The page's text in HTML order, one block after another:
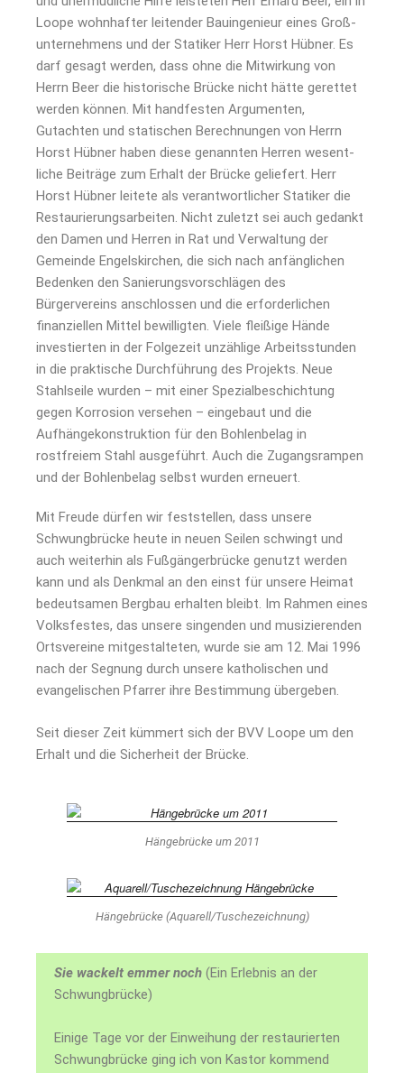
Loope wohn­hafter leitender Bauingenieur eines Groß­
unter­nehmens und der Statiker Herr Horst Hübner. Es
darf gesagt werden, dass ohne die Mitwirkung von
Herrn Beer die historische Brücke nicht hätte gerettet
werden können. Mit handfesten Argumenten,
Gutachten und statischen Berechnungen von Herrn
Horst Hübner haben diese genannten Herren wesent­
liche Beiträge zum Erhalt der Brücke geliefert. Herr
Horst Hübner leitete als verantwortlicher Statiker die
Restaurierungsarbeiten. Nicht zuletzt sei auch gedankt
den Damen und Herren in Rat und Verwaltung der
Gemeinde Engelskirchen, die sich nach anfänglichen
Bedenken den Sanierungsvorschlägen des
Bürgervereins anschlossen und die erforderlichen
finanziellen Mittel bewilligten. Viele fleißige Hände
investierten in der Folgezeit unzählige Arbeitsstunden
in die praktische Durchführung des Projekts. Neue
Stahlseile wurden – mit einer Spezialbeschichtung
gegen Korrosion versehen – eingebaut und die
Aufhänge­konstruktion für den Bohlenbelag in
rostfreiem Stahl ausgeführt. Auch die Zugangsrampen
und der Bohlenbelag selbst wurden erneuert.
Mit Freude dürfen wir feststellen, dass unsere
Schwungbrücke heute in neuen Seilen schwingt und
auch weiterhin als Fußgängerbrücke genutzt werden
kann und als Denkmal an den einst für unsere Heimat
bedeutsamen Bergbau erhalten bleibt. Im Rahmen eines
Volksfestes, das unsere singenden und musizierenden
Ortsvereine mitgestalteten, wurde sie am 12. Mai 1996
nach der Segnung durch unsere katholischen und
evangelischen Pfarrer ihre Bestimmung übergeben.
Seit dieser Zeit kümmert sich der BVV Loope um den
Erhalt und die Sicherheit der Brücke.
Hängebrücke um 2011
Hängebrücke (Aquarell/Tuschezeichnung)
Sie wackelt emmer noch (Ein Erlebnis an der
Schwung­brücke)
Einige Tage vor der Ein­­weihung der restaurierten
Schwungbrücke ging ich von Kastor kommend